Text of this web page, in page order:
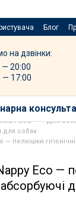
Блог
на дзвінки:
— 20:00
— 17:00
FOOD Для
для собак
— пелюшки
Eco —